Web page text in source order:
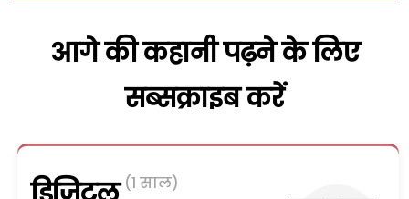
आगे की कहानी पढ़ने के लिए
सब्सक्राइब करें
(1 साल)